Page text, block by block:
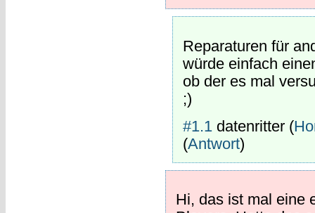
Reparaturen für
würde einfach
ob der es mal
;)
#1.1 datenritter (
(Antwort)
Hi, das ist mal eine